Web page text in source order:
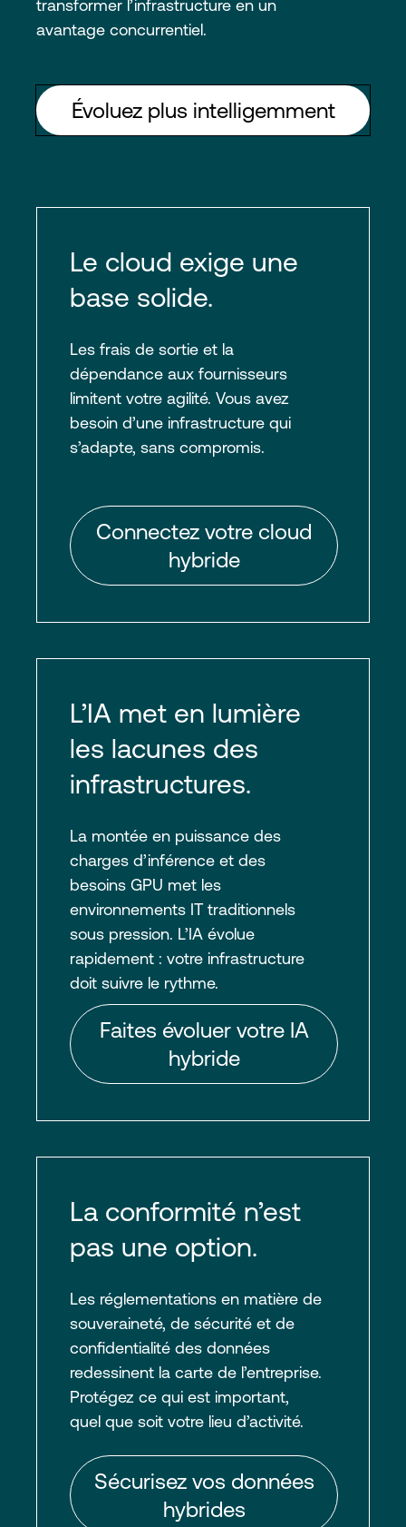
transformer l’infrastructure en un
avantage concurrentiel.
Évoluez plus intelligemment
Le cloud exige une
base solide.
Les frais de sortie et la
dépendance aux fournisseurs
limitent votre agilité. Vous avez
besoin d’une infrastructure qui
s’adapte, sans compromis.
Connectez votre cloud
hybride
L’IA met en lumière
les lacunes des
infrastructures.
La montée en puissance des
charges d’inférence et des
besoins GPU met les
environnements IT traditionnels
sous pression. L’IA évolue
rapidement : votre infrastructure
doit suivre le rythme.
Faites évoluer votre IA
hybride
La conformité n’est
pas une option.
Les réglementations en matière de
souveraineté, de sécurité et de
confidentialité des données
redessinent la carte de l’entreprise.
Protégez ce qui est important,
quel que soit votre lieu d’activité.
Sécurisez vos données
hybrides